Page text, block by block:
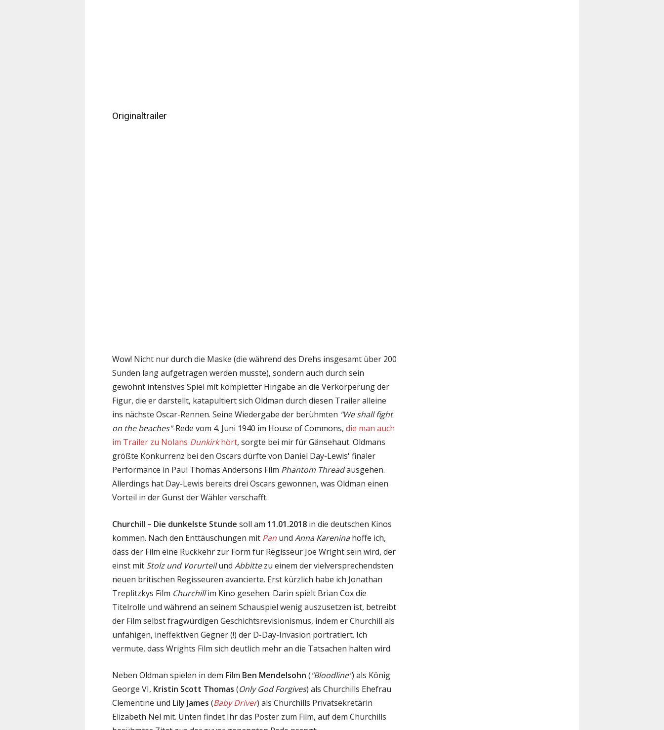
Originaltrailer
Wow! Nicht nur durch die Maske (die während des Drehs insgesamt über 200
Sunden lang aufgetragen werden musste), sondern auch durch sein
gewohnt intensives Spiel mit kompletter Hingabe an die Verkörperung der
Figur, die er darstellt, katapultiert sich Oldman durch diesen Trailer alleine
ins nächste Oscar-Rennen. Seine Wiedergabe der berühmten "We shall fight
on the beaches"-Rede vom 4. Juni 1940 im House of Commons, die man auch
im Trailer zu Nolans Dunkirkhört, sorgte bei mir für Gänsehaut. Oldmans
größte Konkurrenz bei den Oscars dürfte von Daniel Day-Lewis' finaler
Performance in Paul Thomas Andersons Film Phantom Threadausgehen.
Allerdings hat Day-Lewis bereits drei Oscars gewonnen, was Oldman einen
Vorteil in der Gunst der Wähler verschafft.
Churchill – Die dunkelste Stunde soll am 11.01.2018 in die deutschen Kinos
kommen. Nach den Enttäuschungen mit Pan und Anna Kareninahoffe ich,
dass der Film eine Rückkehr zur Form für Regisseur Joe Wright sein wird, der
einst mit Stolz und Vorurteilund Abbittezu einem der vielversprechendsten
neuen britischen Regisseuren avancierte. Erst kürzlich habe ich Jonathan
Treplitzkys Film Churchillim Kino gesehen. Darin spielt Brian Cox die
Titelrolle und während an seinem Schauspiel wenig auszusetzen ist, betreibt
der Film selbst fragwürdigen Geschichtsrevisionismus, indem er Churchill als
unfähigen, ineffektiven Gegner (!) der D-Day-Invasion porträtiert. Ich
vermute, dass Wrights Film sich deutlich mehr an die Tatsachen halten wird.
Neben Oldman spielen in dem Film Ben Mendelsohn ("Bloodline") als König
George VI, Kristin Scott Thomas (Only God Forgives) als Churchills Ehefrau
Clementine und Lily James (Baby Driver) als Churchills Privatsekretärin
Elizabeth Nel mit. Unten findet Ihr das Poster zum Film, auf dem Churchills